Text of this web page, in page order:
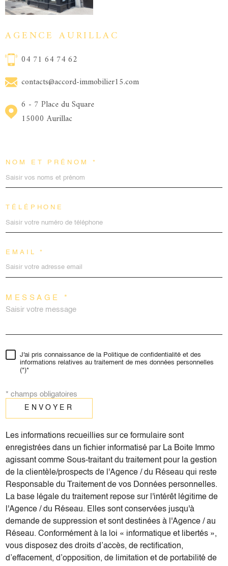
AGENCE AURILLAC
04 71 64 74 62
contacts@accord-immobilier15.com
6 - 7 Place du Square
15000 Aurillac
NOM ET PRÉNOM *
TÉLÉPHONE
EMAIL *
MESSAGE *
J'ai pris connaissance de la Politique de confidentialité et des
informations relatives au traitement de mes données personnelles
(*)*
* champs obligatoires
ENVOYER
Les informations recueillies sur ce formulaire sont
enregistrées dans un fichier informatisé par La Boite Immo
agissant comme Sous-traitant du traitement pour la gestion
de la clientèle/prospects de l'Agence / du Réseau qui reste
Responsable du Traitement de vos Données personnelles.
La base légale du traitement repose sur l'intérêt légitime de
l'Agence / du Réseau. Elles sont conservées jusqu'à
demande de suppression et sont destinées à l'Agence / au
Réseau. Conformément à la loi « informatique et libertés »,
vous disposez des droits d’accès, de rectification,
d’effacement, d’opposition, de limitation et de portabilité de